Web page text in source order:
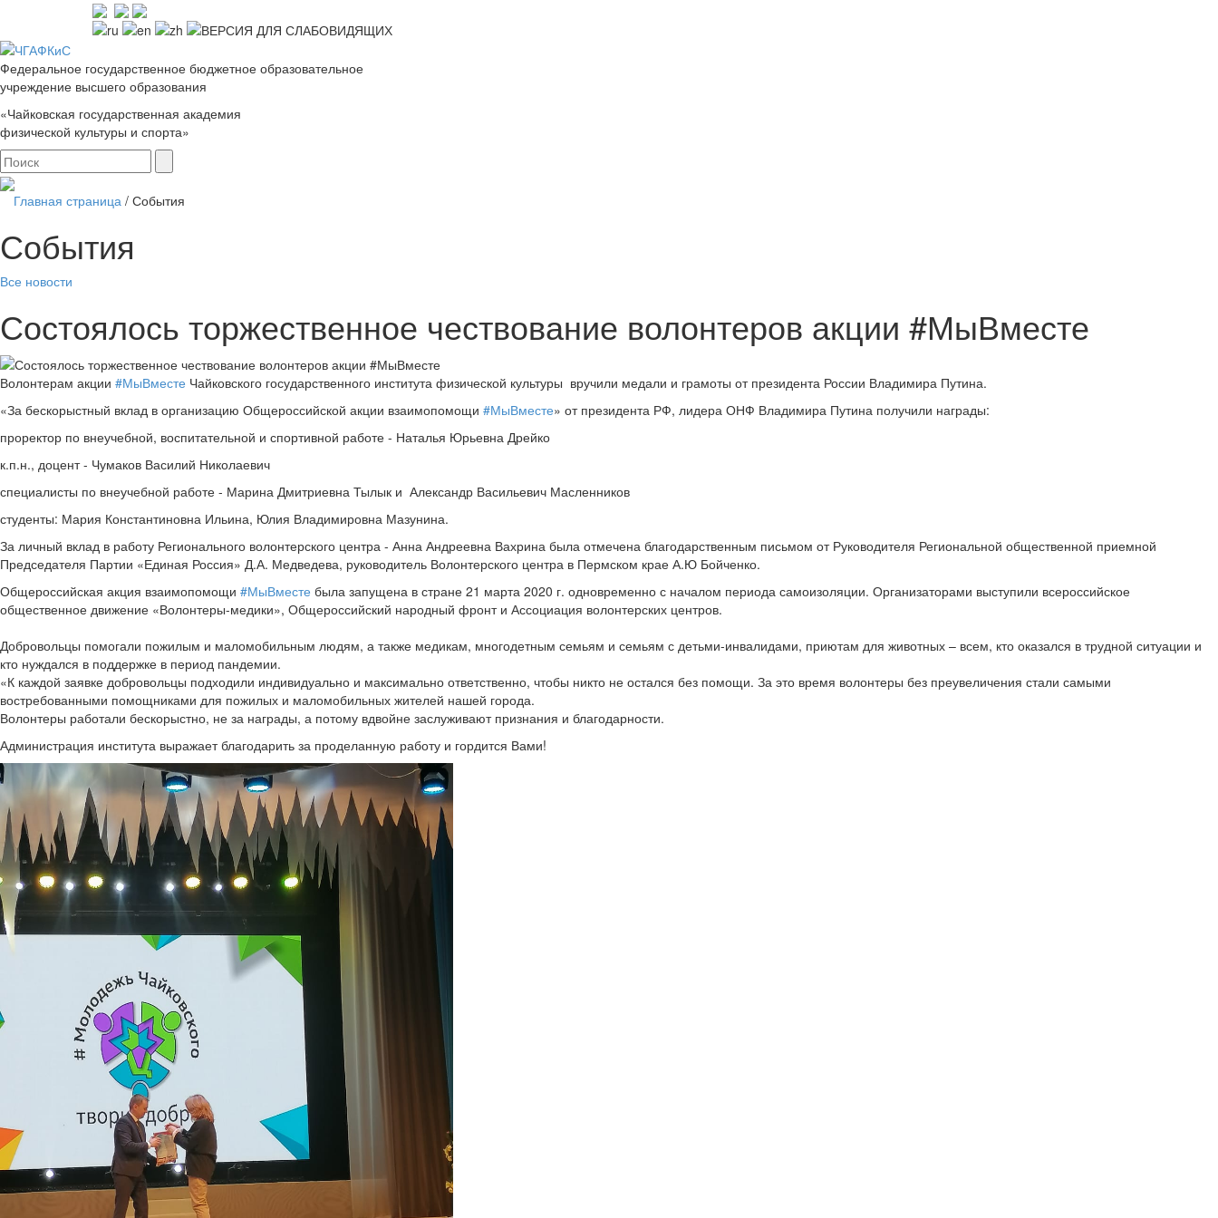
Федеральное государственное бюджетное образовательное
учреждение высшего образования
«Чайковская государственная академия
физической культуры и спорта»
Главная страница / События
События
Все новости
Состоялось торжественное чествование волонтеров акции #МыВместе
Волонтерам акции #МыВместе Чайковского государственного института физической культуры вручили медали и грамоты от президента России Владимира Путина.
«За бескорыстный вклад в организацию Общероссийской акции взаимопомощи #МыВместе» от президента РФ, лидера ОНФ Владимира Путина получили награды:
проректор по внеучебной, воспитательной и спортивной работе - Наталья Юрьевна Дрейко
к.п.н., доцент - Чумаков Василий Николаевич
специалисты по внеучебной работе - Марина Дмитриевна Тылык и Александр Васильевич Масленников
студенты: Мария Константиновна Ильина, Юлия Владимировна Мазунина.
За личный вклад в работу Регионального волонтерского центра - Анна Андреевна Вахрина была отмечена благодарственным письмом от Руководителя Региональной общественной приемной
Председателя Партии «Единая Россия» Д.А. Медведева, руководитель Волонтерского центра в Пермском крае А.Ю Бойченко.
Общероссийская акция взаимопомощи #МыВместе была запущена в стране 21 марта 2020 г. одновременно с началом периода самоизоляции. Организаторами выступили всероссийское
общественное движение «Волонтеры-медики», Общероссийский народный фронт и Ассоциация волонтерских центров.
Добровольцы помогали пожилым и маломобильным людям, а также медикам, многодетным семьям и семьям с детьми-инвалидами, приютам для животных – всем, кто оказался в трудной ситуации и
кто нуждался в поддержке в период пандемии.
«К каждой заявке добровольцы подходили индивидуально и максимально ответственно, чтобы никто не остался без помощи. За это время волонтеры без преувеличения стали самыми
востребованными помощниками для пожилых и маломобильных жителей нашей города.
Волонтеры работали бескорыстно, не за награды, а потому вдвойне заслуживают признания и благодарности.
Администрация института выражает благодарить за проделанную работу и гордится Вами!